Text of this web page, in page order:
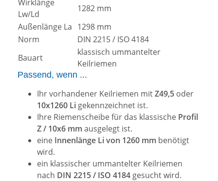
Wirklänge
Lw/Ld
1282 mm
Außenlänge La 1298 mm
Norm
DIN 2215 / ISO 4184
Bauart
klassisch ummantelter
Keilriemen
Passend, wenn ...
Ihr vorhandener Keilriemen mitZ49,5 oder
10x1260 Li gekennzeichnet ist.
Ihre Riemenscheibe für das klassische Profil
Z / 10x6 mm ausgelegt ist.
eine Innenlänge Li von 1260 mm benötigt
wird.
ein klassischer ummantelter Keilriemen
nach DIN 2215 / ISO 4184 gesucht wird.